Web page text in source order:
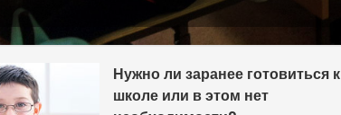
Нужно ли заранее готовиться к
школе или в этом нет